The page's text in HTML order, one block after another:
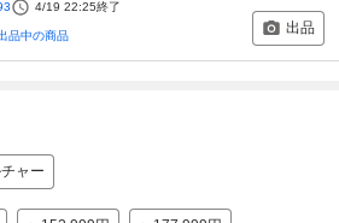
4/19 22:25終了
品中の商品 出品
ャー